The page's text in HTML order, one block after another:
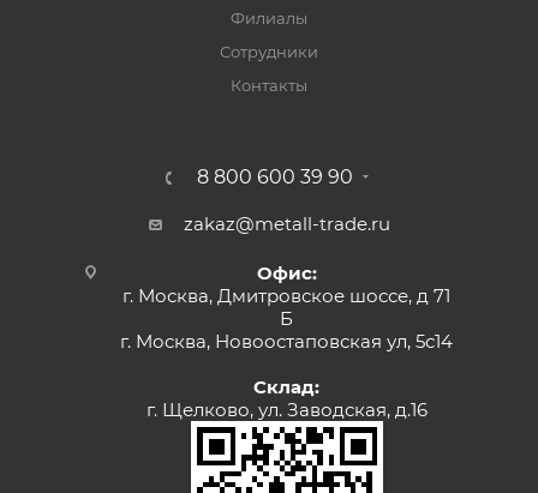
Филиалы
Сотрудники
Контакты
8 800 600 39 90
zakaz@metall-trade.ru
Офис:
г. Москва, Дмитровское шоссе, д 71
Б
г. Москва, Новоостаповская ул, 5с14
Склад:
г. Щелково, ул. Заводская, д.16